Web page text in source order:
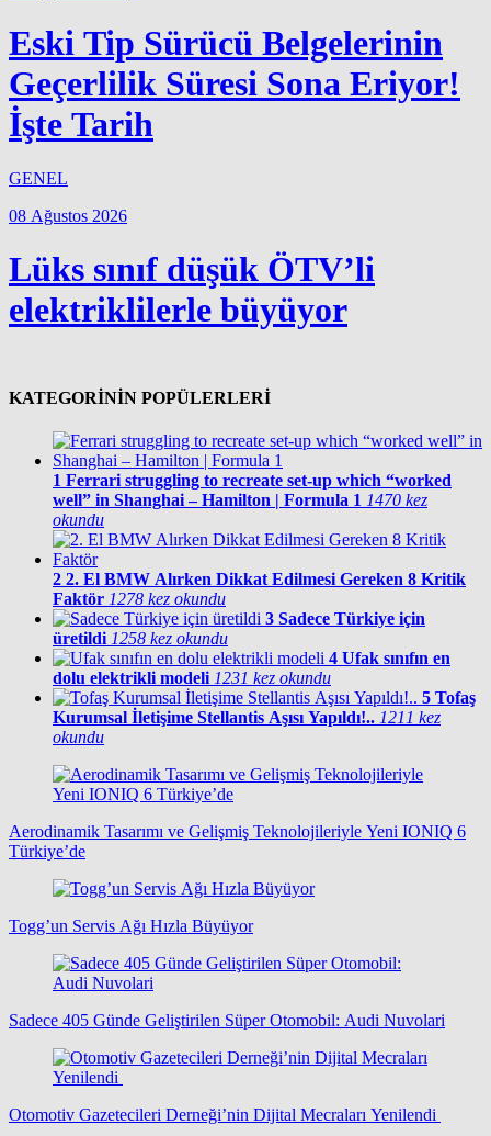
Eski Tip Sürücü Belgelerinin
Geçerlilik Süresi Sona Eriyor!
İşte Tarih
GENEL
08 Ağustos 2026
Lüks sınıf düşük ÖTV’li
elektriklilerle büyüyor
KATEGORİNİN POPÜLERLERİ
1 Ferrari struggling to recreate set-up which “worked
well” in Shanghai – Hamilton | Formula 1 1470 kez
okundu
2 2. El BMW Alırken Dikkat Edilmesi Gereken 8 Kritik
Faktör 1278 kez okundu
3 Sadece Türkiye için
üretildi 1258 kez okundu
4 Ufak sınıfın en
dolu elektrikli modeli 1231 kez okundu
5 Tofaş
Kurumsal İletişime Stellantis Aşısı Yapıldı!.. 1211 kez
okundu
Aerodinamik Tasarımı ve Gelişmiş Teknolojileriyle Yeni IONIQ 6
Türkiye’de
Togg’un Servis Ağı Hızla Büyüyor
Sadece 405 Günde Geliştirilen Süper Otomobil: Audi Nuvolari
Otomotiv Gazetecileri Derneği’nin Dijital Mecraları Yenilendi